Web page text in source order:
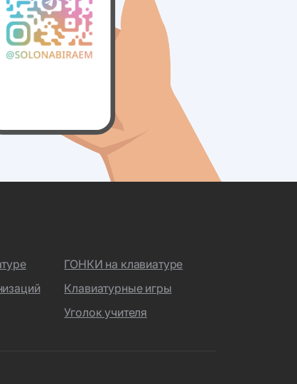
ГОНКИ на клавиатуре
Клавиатурные игры
Уголок учителя